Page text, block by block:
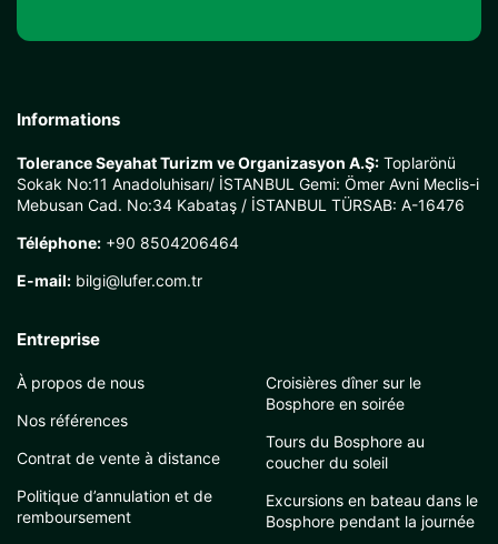
Informations
Tolerance Seyahat Turizm ve Organizasyon A.Ş: Toplarönü
Sokak No:11 Anadoluhisarı/ İSTANBUL Gemi: Ömer Avni Meclis-i
Mebusan Cad. No:34 Kabataş / İSTANBUL TÜRSAB: A-16476
Téléphone: +90 8504206464
E-mail: bilgi@lufer.com.tr
Entreprise
À propos de nous
Nos références
Contrat de vente à distance
Politique d’annulation et de
remboursement
Croisières dîner sur le
Bosphore en soirée
Tours du Bosphore au
coucher du soleil
Excursions en bateau dans le
Bosphore pendant la journée